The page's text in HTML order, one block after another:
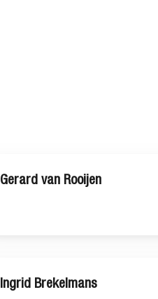
Gerard van Rooijen
Ingrid Brekelmans